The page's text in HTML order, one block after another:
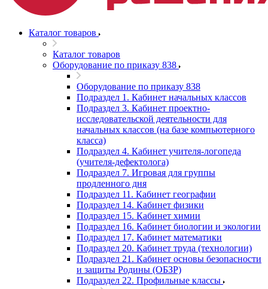
Каталог товаров
Каталог товаров
Оборудование по приказу 838
Оборудование по приказу 838
Подраздел 1. Кабинет начальных классов
Подраздел 3. Кабинет проектно-
исследовательской деятельности для
начальных классов (на базе компьютерного
класса)
Подраздел 4. Кабинет учителя-логопеда
(учителя-дефектолога)
Подраздел 7. Игровая для группы
продленного дня
Подраздел 11. Кабинет географии
Подраздел 14. Кабинет физики
Подраздел 15. Кабинет химии
Подраздел 16. Кабинет биологии и экологии
Подраздел 17. Кабинет математики
Подраздел 20. Кабинет труда (технологии)
Подраздел 21. Кабинет основы безопасности
и защиты Родины (ОБЗР)
Подраздел 22. Профильные классы